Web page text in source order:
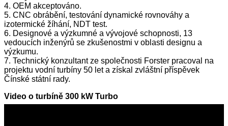
4. OEM akceptováno.
5. CNC obrábění, testování dynamické rovnováhy a
izotermické žíhání, NDT test.
6. Designové a výzkumné a vývojové schopnosti, 13
vedoucích inženýrů se zkušenostmi v oblasti designu a
výzkumu.
7. Technický konzultant ze společnosti Forster pracoval na
projektu vodní turbíny 50 let a získal zvláštní příspěvek
Čínské státní rady.
Video o turbíně 300 kW Turbo